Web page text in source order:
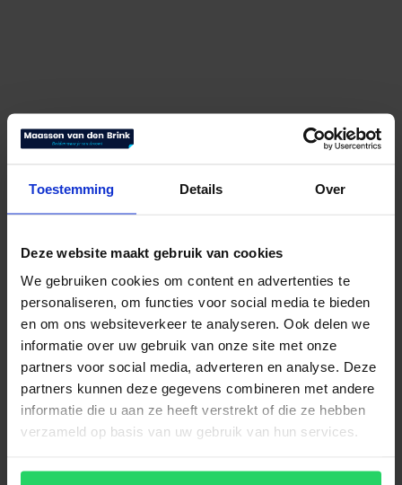
Toestemming Details Over
Deze website maakt gebruik van cookies
We gebruiken cookies om content en advertenties te
personaliseren, om functies voor social media te bieden
en om ons websiteverkeer te analyseren. Ook delen we
informatie over uw gebruik van onze site met onze
partners voor social media, adverteren en analyse. Deze
partners kunnen deze gegevens combineren met andere
informatie die u aan ze heeft verstrekt of die ze hebben
verzameld op basis van uw gebruik van hun services.
Elegance Winter
€219,00 Bekijk product